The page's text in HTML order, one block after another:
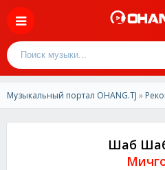
Музыкальный портал OHANG.TJ »
Шаб